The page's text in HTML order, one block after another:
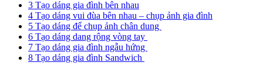
3 Tạo dáng gia đình bên nhau
4 Tạo dáng vui đùa bên nhau – chụp ảnh gia đình
5 Tạo dáng để chụp ảnh chân dung
6 Tạo dáng dang rộng vòng tay
7 Tạo dáng gia đình ngẫu hứng
8 Tạo dáng gia đình Sandwich